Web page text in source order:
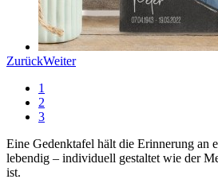
ZurückWeiter
1
2
3
Eine Gedenktafel hält die Erinnerung an
lebendig – individuell gestaltet wie der
ist.